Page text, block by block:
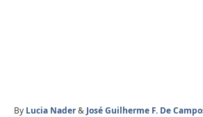
By Lucia Nader& José Guilherme F. De